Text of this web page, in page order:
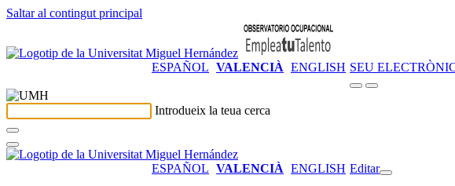
Saltar al contingut principal
ESPAÑOL VALENCIÀ ENGLISH SEU
Introdueix la teua cerca
ESPAÑOL VALENCIÀ ENGLISH Editar